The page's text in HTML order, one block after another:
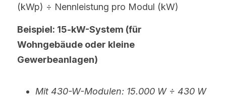
(kWp) ÷ Nennleistung pro Modul (kW)
Beispiel: 15-kW-System (für
Wohngebäude oder kleine
Gewerbeanlagen)
Mit 430-W-Modulen: 15.000 W ÷ 430 W